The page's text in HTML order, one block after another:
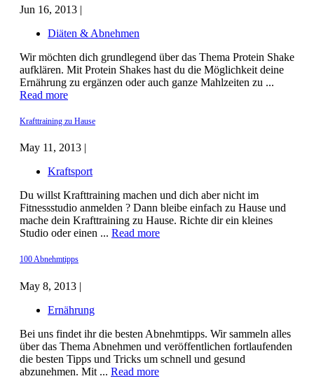
Jun 16, 2013 |
Diäten & Abnehmen
Wir möchten dich grundlegend über das Thema Protein Shake
aufklären. Mit Protein Shakes hast du die Möglichkeit deine
Ernährung zu ergänzen oder auch ganze Mahlzeiten zu ...
Read more
Krafttraining zu Hause
May 11, 2013 |
Kraftsport
Du willst Krafttraining machen und dich aber nicht im
Fitnessstudio anmelden ? Dann bleibe einfach zu Hause und
mache dein Krafttraining zu Hause. Richte dir ein kleines
Studio oder einen ... Read more
100 Abnehmtipps
May 8, 2013 |
Ernährung
Bei uns findet ihr die besten Abnehmtipps. Wir sammeln alles
über das Thema Abnehmen und veröffentlichen fortlaufenden
die besten Tipps und Tricks um schnell und gesund
abzunehmen. Mit ... Read more